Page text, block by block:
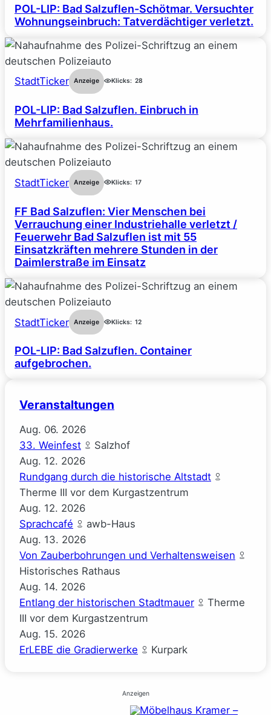
POL-LIP: Bad Salzuflen-Schötmar. Versuchter
Wohnungseinbruch: Tatverdächtiger verletzt.
StadtTicker Anzeige Klicks: 28
POL-LIP: Bad Salzuflen. Einbruch in
Mehrfamilienhaus.
StadtTicker Anzeige Klicks: 17
FF Bad Salzuflen: Vier Menschen bei
Verrauchung einer Industriehalle verletzt /
Feuerwehr Bad Salzuflen ist mit 55
Einsatzkräften mehrere Stunden in der
Daimlerstraße im Einsatz
StadtTicker Anzeige Klicks: 12
POL-LIP: Bad Salzuflen. Container
aufgebrochen.
Veranstaltungen
Aug. 06. 2026
33. Weinfest
Salzhof
Aug. 12. 2026
Rundgang durch die historische Altstadt
Therme III vor dem Kurgastzentrum
Aug. 12. 2026
Sprachcafé
awb-Haus
Aug. 13. 2026
Von Zauberbohrungen und Verhaltensweisen
Historisches Rathaus
Aug. 14. 2026
Entlang der historischen Stadtmauer
Therme
III vor dem Kurgastzentrum
Aug. 15. 2026
ErLEBE die Gradierwerke
Kurpark
Anzeigen